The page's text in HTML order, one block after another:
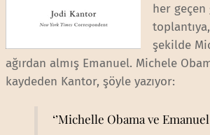
her geçen
şekilde
ağırdan almış Emanuel. Michele
kaydeden Kantor, şöyle yazıyor:
‘’Michelle Obama ve